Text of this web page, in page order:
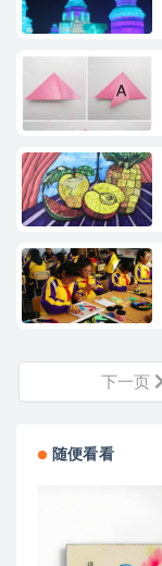
下一页
随便看看